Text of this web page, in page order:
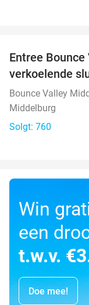
Entree
verkoelende
Bounce Valley
Middelburg
Solgt: 760
Win
een
t.w.v.
Doe mee!